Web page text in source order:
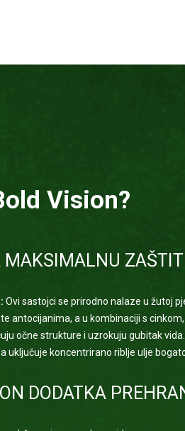
Vision?
MAKSIMALNU
Ovi sastojci se prirodno nalaze u žutoj
antocijanima, a u kombinaciji s
očne strukture i uzrokuju gubitak vida.
uključuje koncentrirano riblje ulje
DODATKA